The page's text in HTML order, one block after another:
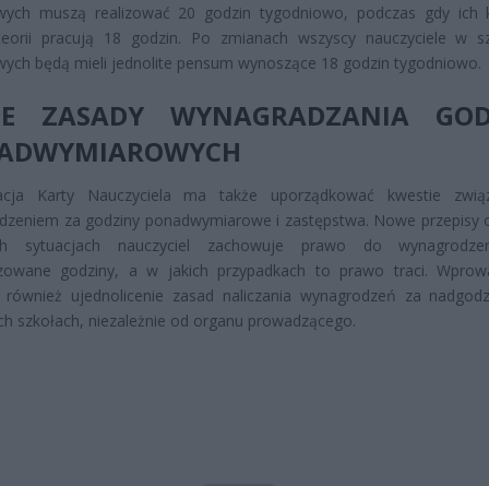
muszą realizować 20 godzin tygodniowo, podczas gdy ich
pracują 18 godzin. Po zmianach wszyscy nauczyciele w
będą mieli jednolite pensum wynoszące 18 godzin tygodniowo.
ZASADY WYNAGRADZANIA
Karty Nauczyciela ma także uporządkować kwestie
za godziny ponadwymiarowe i zastępstwa. Nowe przepisy
sytuacjach nauczyciel zachowuje prawo do
godziny, a w jakich przypadkach to prawo traci.
również ujednolicenie zasad naliczania wynagrodzeń za
szkołach, niezależnie od organu prowadzącego.